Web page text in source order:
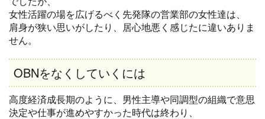
女性活躍の場を広げるべく先発隊の営業部の女性達は、
肩身が狭い思いがしたり、居心地悪く感じたに違いありま
せん。
OBNをなくしていくには
高度経済成長期のように、男性主導や同調型の組織で意思
決定や仕事が進めやすかった時代は終わり、